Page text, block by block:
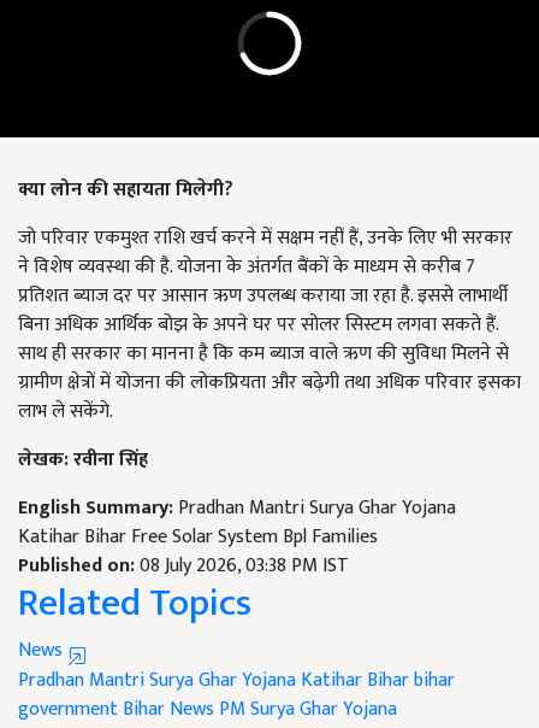
क्या लोन की सहायता मिलेगी?
जो परिवार एकमुश्त राशि खर्च करने में सक्षम नहीं हैं, उनके लिए भी सरकार
ने विशेष व्यवस्था की है. योजना के अंतर्गत बैंकों के माध्यम से करीब 7
प्रतिशत ब्याज दर पर आसान ऋण उपलब्ध कराया जा रहा है. इससे लाभार्थी
बिना अधिक आर्थिक बोझ के अपने घर पर सोलर सिस्टम लगवा सकते हैं.
साथ हीसरकार का मानना है कि कम ब्याज वाले ऋण की सुविधा मिलने से
ग्रामीण क्षेत्रों में योजना की लोकप्रियता और बढ़ेगी तथा अधिक परिवार इसका
लाभ ले सकेंगे.
लेखक: रवीना सिंह
English Summary:Pradhan Mantri Surya Ghar Yojana
Katihar Bihar Free Solar System Bpl Families
Published on:08 July 2026, 03:38 PM IST
Related Topics
News
Pradhan Mantri Surya Ghar YojanaKatihar Biharbihar
governmentBihar News PM Surya Ghar Yojana